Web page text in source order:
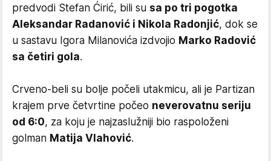
predvodi Stefan Ćirić, bili su sa po tri pogotka
Aleksandar Radanović i Nikola Radonjić, dok se
u sastavu Igora Milanovića izdvojio Marko Radović
sa četiri gola.
Crveno-beli su bolje počeli utakmicu, ali je Partizan
krajem prve četvrtine počeo neverovatnu seriju
od 6:0, za koju je najzaslužniji bio raspoloženi
golman Matija Vlahović.